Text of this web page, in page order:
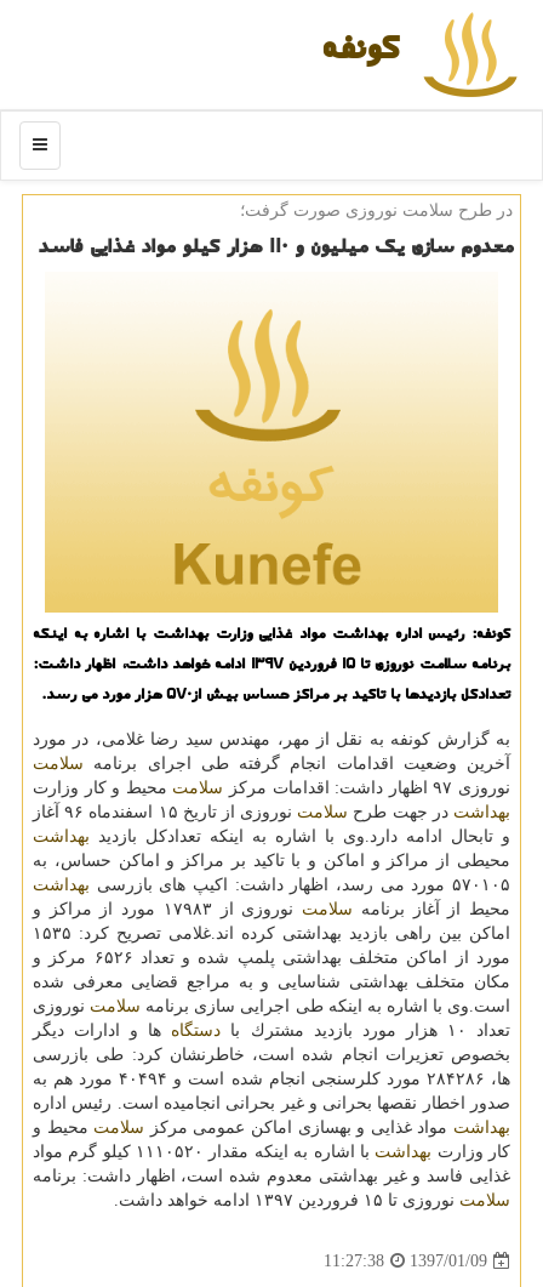
كونفه
منو
در طرح سلامت نوروزی صورت گرفت؛
معدوم سازی یك میلیون و ۱۱۰ هزار كیلو مواد غذایی فاسد
كونفه: رئیس اداره بهداشت مواد غذایی وزارت بهداشت با اشاره به اینكه
برنامه سلامت نوروزی تا ۱۵ فروردین ۱۳۹۷ ادامه خواهد داشت، اظهار داشت:
تعدادكل بازدیدها با تاكید بر مراكز حساس بیش از۵۷۰ هزار مورد می رسد.
به گزارش كونفه به نقل از مهر، مهندس سید رضا غلامی، در مورد
آخرین وضعیت اقدامات انجام گرفته طی اجرای برنامه سلامت
نوروزی ۹۷ اظهار داشت: اقدامات مركز
سلامت محیط و كار وزارت
بهداشت در جهت طرح سلامت
نوروزی از تاریخ ۱۵ اسفندماه ۹۶ آغاز
و تابحال ادامه دارد.وی با اشاره به اینكه تعدادكل بازدید بهداشت
محیطی از مراكز و اماكن و با تاكید بر مراكز و اماكن حساس، به
۵۷۰۱۰۵ مورد می رسد، اظهار داشت: اكیپ های بازرسی
بهداشت
محیط از آغاز برنامه سلامت
نوروزی از ۱۷۹۸۳ مورد از مراكز و
اماكن بین راهی بازدید بهداشتی كرده اند.غلامی تصریح كرد: ۱۵۳۵
مورد از اماكن متخلف بهداشتی پلمپ شده و تعداد ۶۵۲۶ مركز و
مكان متخلف بهداشتی شناسایی و به مراجع قضایی معرفی شده
است.وی با اشاره به اینكه طی اجرایی سازی برنامه سلامت نوروزی
تعداد ۱۰ هزار مورد بازدید مشترك با
دستگاه ها و ادارات دیگر
بخصوص تعزیرات انجام شده است، خاطرنشان كرد: طی بازرسی
ها، ۲۸۴۲۸۶ مورد كلرسنجی انجام شده است و ۴۰۴۹۴ مورد هم به
صدور اخطار نقصها بحرانی و غیر بحرانی انجامیده است. رئیس اداره
بهداشت مواد غذایی و بهسازی اماكن عمومی مركز سلامت محیط و
كار وزارت بهداشت
با اشاره به اینكه مقدار ۱۱۱۰۵۲۰ كیلو گرم مواد
غذایی فاسد و غیر بهداشتی معدوم شده است، اظهار داشت: برنامه
سلامت نوروزی تا ۱۵ فروردین ۱۳۹۷ ادامه خواهد داشت.
1397/01/09
11:27:38